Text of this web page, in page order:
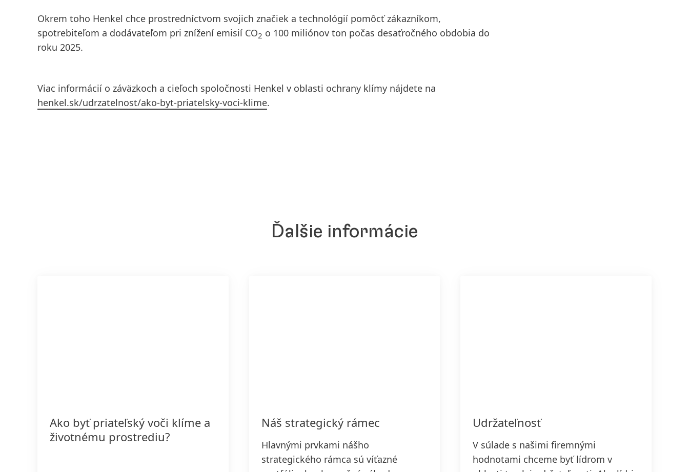
Okrem toho Henkel chce prostredníctvom svojich značiek a technológií pomôcť zákazníkom,
spotrebiteľom a dodávateľom pri znížení emisií CO2 o 100 miliónov ton počas desaťročného obdobia do
roku 2025.
Viac informácií o záväzkoch a cieľoch spoločnosti Henkel v oblasti ochrany klímy nájdete na
henkel.sk/udrzatelnost/ako-byt-priatelsky-voci-klime.
Ďalšie informácie
Ako byť priateľský voči klíme a
životnému prostrediu?
Náš strategický rámec
Hlavnými prvkami nášho
strategického rámca sú víťazné
Udržateľnosť
V súlade s našimi firemnými
hodnotami chceme byť lídrom v